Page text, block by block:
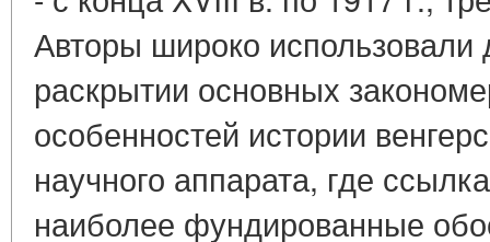
Авторы широко использовали
раскрытии основных
особенностей истории
научного аппарата, где
наиболее фундированные